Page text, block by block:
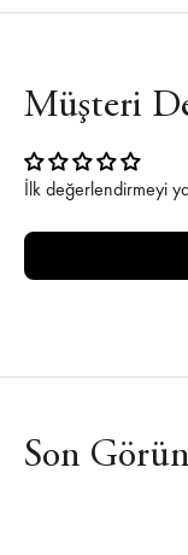
Müşteri
İlk değerlendirmeyi
Son